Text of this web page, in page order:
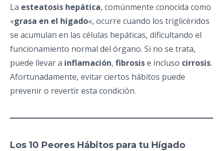
La esteatosis hepática, comúnmente conocida como
«grasa en el hígado«, ocurre cuando los triglicéridos
se acumulan en las células hepáticas, dificultando el
funcionamiento normal del órgano. Si no se trata,
puede llevar a inflamación, fibrosise incluso cirrosis.
Afortunadamente, evitar ciertos hábitos puede
prevenir o revertir esta condición.
Los 10 Peores Hábitos para tu Hígado